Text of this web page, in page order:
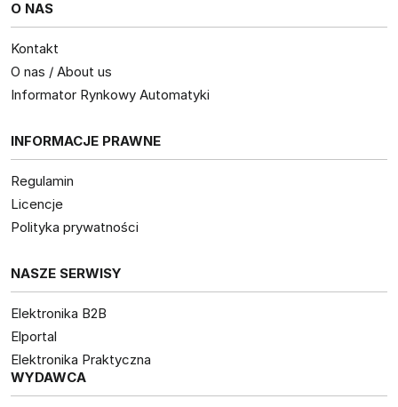
O NAS
Kontakt
O nas / About us
Informator Rynkowy Automatyki
INFORMACJE PRAWNE
Regulamin
Licencje
Polityka prywatności
NASZE SERWISY
Elektronika B2B
Elportal
Elektronika Praktyczna
WYDAWCA